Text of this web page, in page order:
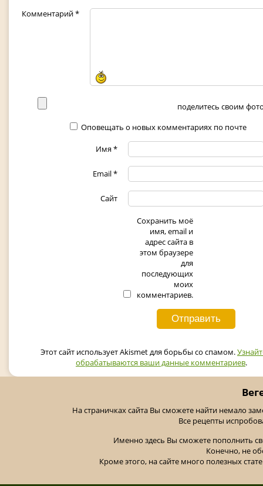
Комментарий*
поделитесь своим
Оповещать о новых комментариях по почте
Имя*
Email*
Сайт
Сохранить моё
имя, email и
адрес сайта в
этом браузере
для
последующих
моих
комментариев.
Этот сайт использует Akismet для борьбы со спамом.
обрабатываются ваши данные комментариев.
На страничках сайта Вы сможете найти немало
Все рецепты
Именно здесь Вы сможете пополнить
Конечно, не
Кроме этого, на сайте много полезных